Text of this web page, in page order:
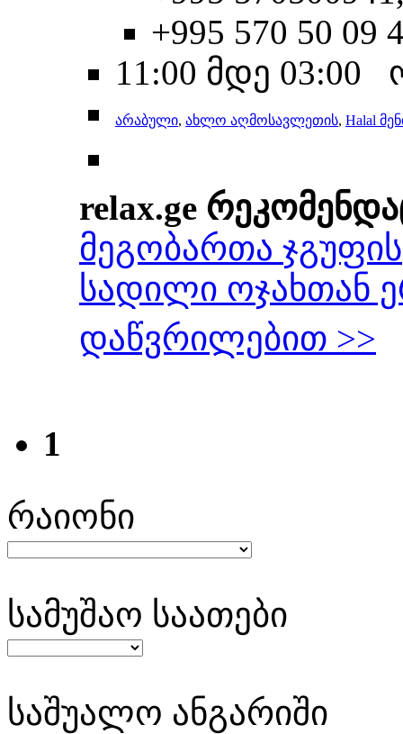
+995 570 50 09
11:00 მდე 03:00
არაბული, ახლო აღმოსავლეთის, Halal
relax.ge
მეგობართა ჯგუფის
სადილი ოჯახთან
დაწვრილებით >>
1
რაიონი
სამუშაო საათები
საშუალო ანგარიში